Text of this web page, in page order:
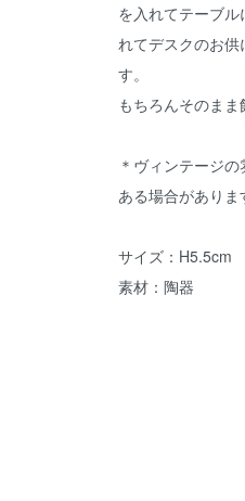
を入れてテーブ
れてデスクのお
す。
もちろんそのまま
＊ヴィンテージ
ある場合がありま
サイズ：H5.5cm
素材：陶器